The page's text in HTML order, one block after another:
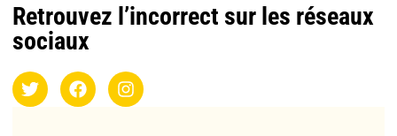
Retrouvez l’incorrect sur les réseaux
sociaux